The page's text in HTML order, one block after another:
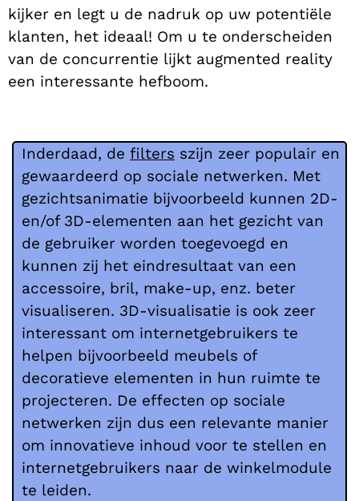
kijker en legt u de nadruk op uw potentiële
klanten, het ideaal! Om u te onderscheiden
van de concurrentie lijkt augmented reality
een interessante hefboom.
Inderdaad, de filters szijn zeer populair en
gewaardeerd op sociale netwerken. Met
gezichtsanimatie bijvoorbeeld kunnen 2D-
en/of 3D-elementen aan het gezicht van
de gebruiker worden toegevoegd en
kunnen zij het eindresultaat van een
accessoire, bril, make-up, enz. beter
visualiseren. 3D-visualisatie is ook zeer
interessant om internetgebruikers te
helpen bijvoorbeeld meubels of
decoratieve elementen in hun ruimte te
projecteren. De effecten op sociale
netwerken zijn dus een relevante manier
om innovatieve inhoud voor te stellen en
internetgebruikers naar de winkelmodule
te leiden.